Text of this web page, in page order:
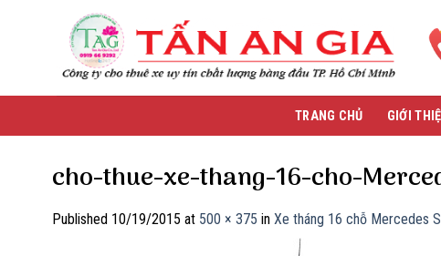
TRANG CHỦ GIỚI
cho-thue-xe-thang-16-cho-
Published 10/19/2015 at 500 × 375 in Xe tháng 16 chỗ Mercedes